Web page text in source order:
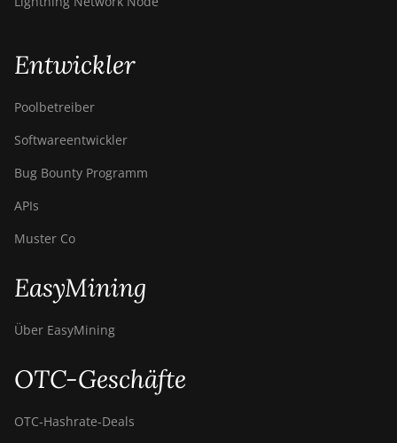
Entwickler
Poolbetreiber
Softwareentwickler
Bug Bounty Programm
APIs
Muster Co
EasyMining
Über EasyMining
OTC-Geschäfte
OTC‑Hashrate‑Deals